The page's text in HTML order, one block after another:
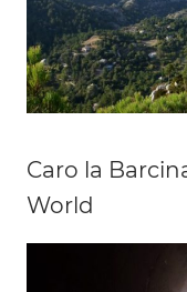
Caro la
World